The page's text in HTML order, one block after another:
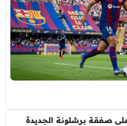
صفقة برشلونة الجديدة